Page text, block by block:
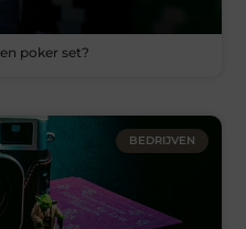
poker set?
BEDRIJVEN